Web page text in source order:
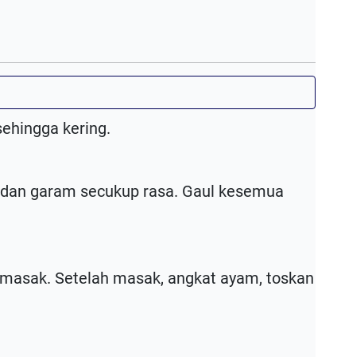
kering.
garam secukup rasa. Gaul kesemua
Setelah masak, angkat ayam, toskan